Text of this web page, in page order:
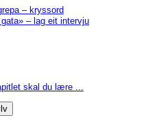
– kryssord
– lag eit intervju
skal du lære ...